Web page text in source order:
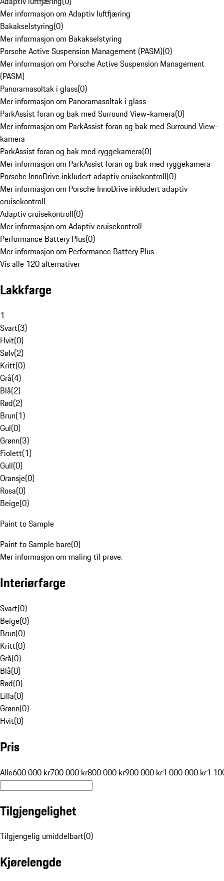
Mer informasjon om Adaptiv luftfjæring
Bakakselstyring(0)
Mer informasjon om Bakakselstyring
Porsche Active Suspension Management (PASM)(0)
Mer informasjon om Porsche Active Suspension Management
(PASM)
Panoramasoltak i glass(0)
Mer informasjon om Panoramasoltak i glass
ParkAssist foran og bak med Surround View-kamera(0)
Mer informasjon om ParkAssist foran og bak med Surround View-
kamera
ParkAssist foran og bak med ryggekamera(0)
Mer informasjon om ParkAssist foran og bak med ryggekamera
Porsche InnoDrive inkludert adaptiv cruisekontroll(0)
Mer informasjon om Porsche InnoDrive inkludert adaptiv
cruisekontroll
Adaptiv cruisekontroll(0)
Mer informasjon om Adaptiv cruisekontroll
Performance Battery Plus(0)
Mer informasjon om Performance Battery Plus
Vis alle 120 alternativer
Lakkfarge
1
Svart(3)
Hvit(0)
Sølv(2)
Kritt(0)
Grå(4)
Blå(2)
Rød(2)
Brun(1)
Gul(0)
Grønn(3)
Fiolett(1)
Gull(0)
Oransje(0)
Rosa(0)
Beige(0)
Paint to Sample
Paint to Sample bare(0)
Mer informasjon om maling til prøve.
Interiørfarge
Svart(0)
Beige(0)
Brun(0)
Kritt(0)
Grå(0)
Blå(0)
Rød(0)
Lilla(0)
Grønn(0)
Hvit(0)
Pris
Alle600 000 kr700 000 kr800 000 kr900 000 kr1 000 000 kr1
Tilgjengelighet
Tilgjengelig umiddelbart(0)
Kjørelengde